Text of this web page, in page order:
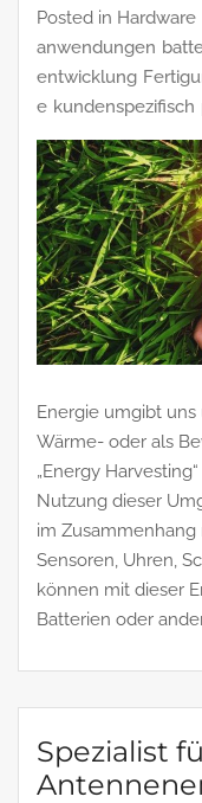
Posted in Hardware
anwendungen
entwicklung
e kundenspezifisch
Energie umgibt
Wärme- oder als
„Energy
Nutzung dieser
im
Sensoren, Uhren,
können mit dieser
Batterien oder
Spezialist